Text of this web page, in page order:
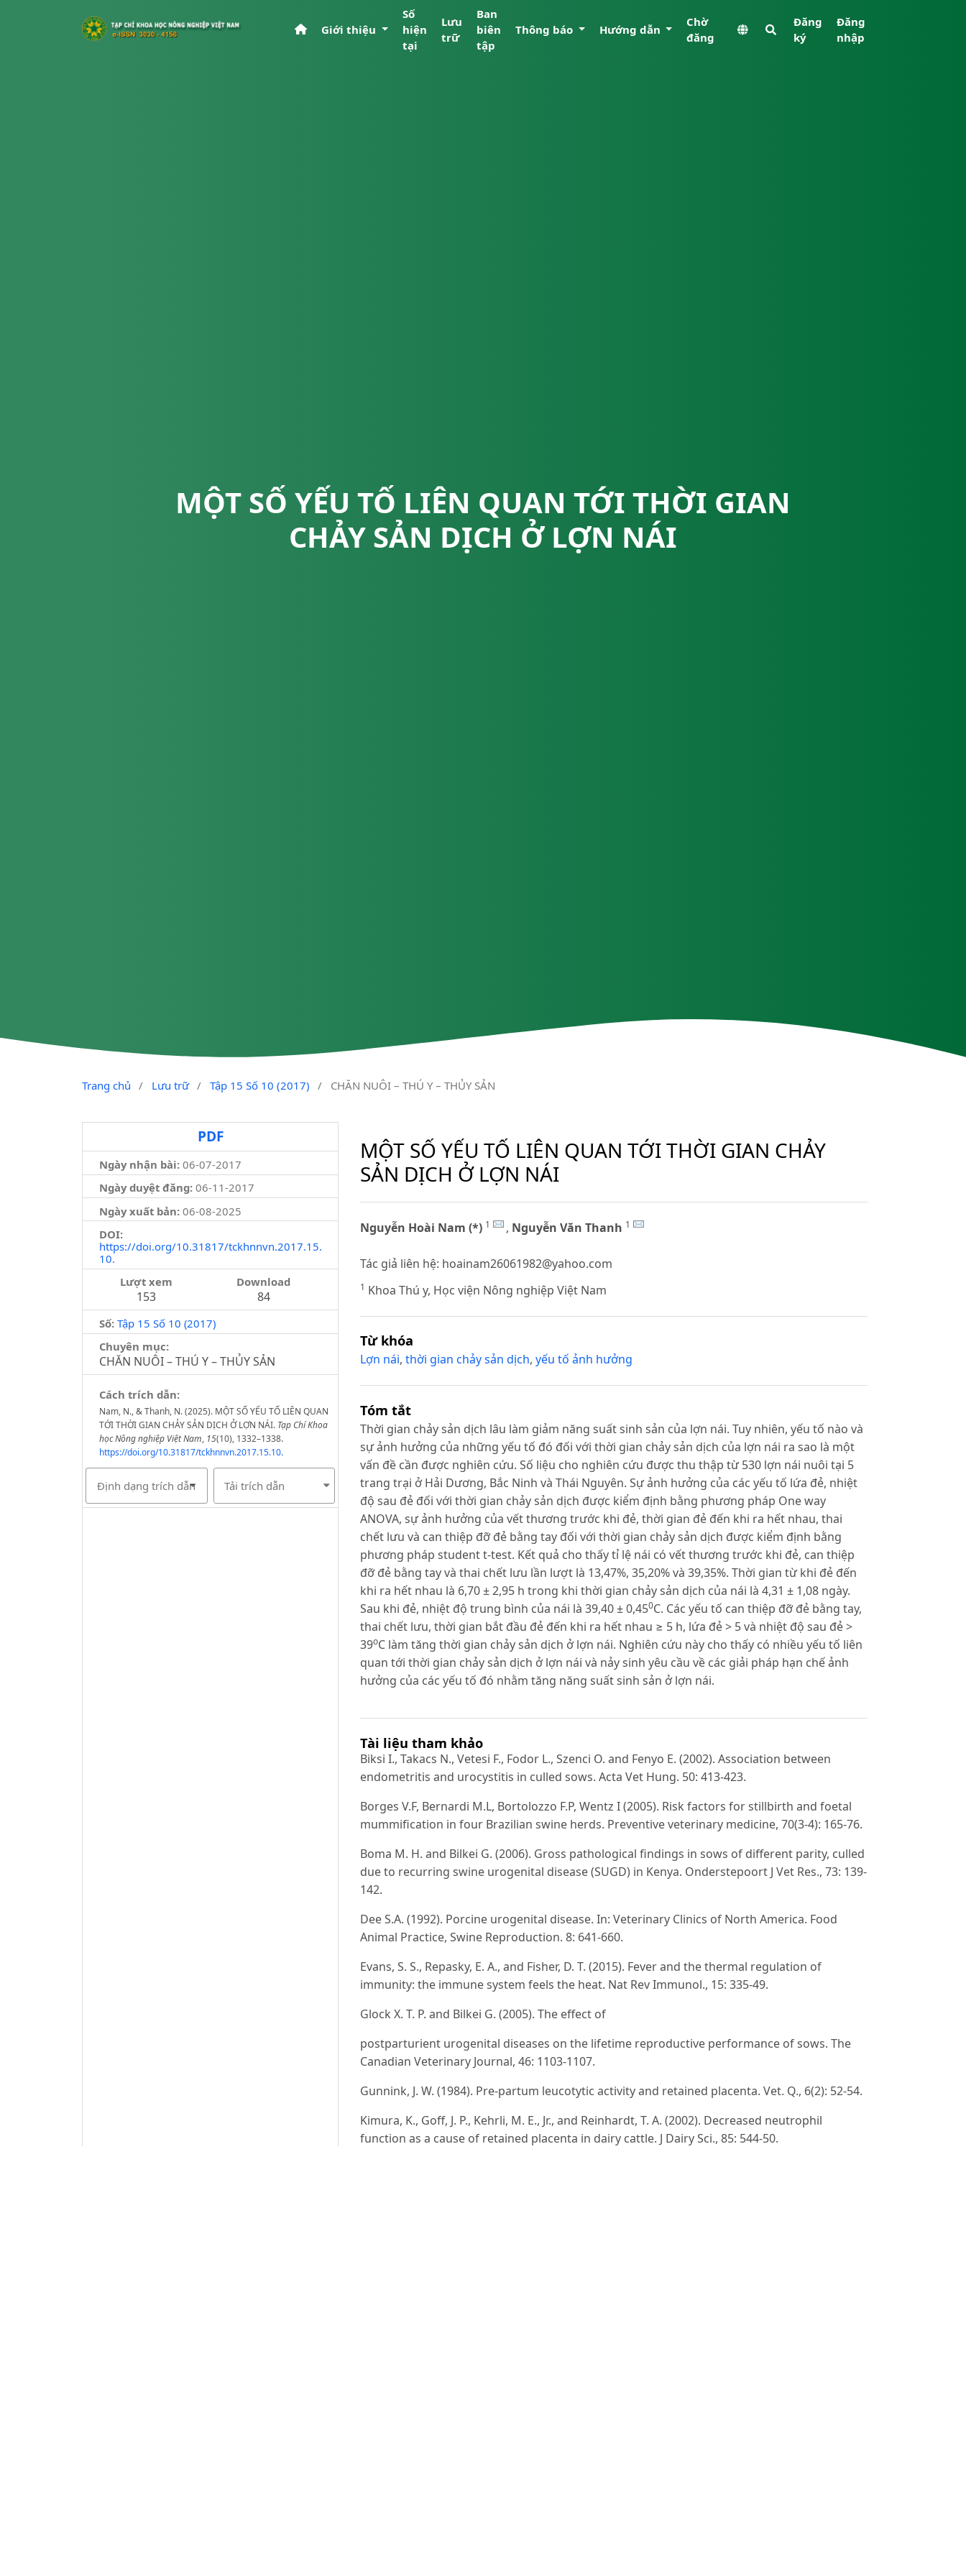
Giới thiệu
Số
hiện
tại
Lưu
trữ
Ban
biên
tập
Thông báo Hướng dẫn
Chờ
đăng
Đăng
ký
Đăng
nhập
MỘT SỐ YẾU TỐ LIÊN QUAN TỚI THỜI GIAN
CHẢY SẢN DỊCH Ở LỢN NÁI
Trang chủ / Lưu trữ / Tập 15 Số 10 (2017) / CHĂN NUÔI – THÚ Y – THỦY SẢN
PDF
Ngày nhận bài: 06-07-2017
Ngày duyệt đăng:06-11-2017
Ngày xuất bản: 06-08-2025
DOI:
https://doi.org/10.31817/tckhnnvn.2017.15.
10.
Lượt xem
153
Download
84
Số: Tập 15 Số 10 (2017)
Chuyên mục:
CHĂN NUÔI – THÚ Y – THỦY SẢN
Cách trích dẫn:
Nam, N., & Thanh, N. (2025). MỘT SỐ YẾU TỐ LIÊN QUAN
TỚI THỜI GIAN CHẢY SẢN DỊCH Ở LỢN NÁI. Tạp Chí Khoa
học Nông nghiệp Việt Nam, 15(10), 1332–1338.
https://doi.org/10.31817/tckhnnvn.2017.15.10.
Định dạng trích dẫn Tải trích dẫn
MỘT SỐ YẾU TỐ LIÊN QUAN TỚI THỜI GIAN CHẢY
SẢN DỊCH Ở LỢN NÁI
Nguyễn Hoài Nam (*) 1 , Nguyễn Văn Thanh 1
Tác giả liên hệ: hoainam26061982@yahoo.com
1 Khoa Thú y, Học viện Nông nghiệp Việt Nam
Từ khóa
Lợn nái,thời gian chảy sản dịch,yếu tố ảnh hưởng
Tóm tắt
Thời gian chảy sản dịch lâu làm giảm năng suất sinh sản của lợn nái. Tuy nhiên, yếu tố nào và
sự ảnh hưởng của những yếu tố đó đối với thời gian chảy sản dịch của lợn nái ra sao là một
vấn đề cần được nghiên cứu. Số liệu cho nghiên cứu được thu thập từ 530 lợn nái nuôi tại 5
trang trại ở Hải Dương, Bắc Ninh và Thái Nguyên. Sự ảnh hưởng của các yếu tố lứa đẻ, nhiệt
độ sau đẻ đối với thời gian chảy sản dịch được kiểm định bằng phương pháp One way
ANOVA, sự ảnh hưởng của vết thương trước khi đẻ, thời gian đẻ đến khi ra hết nhau, thai
chết lưu và can thiệp đỡ đẻ bằng tay đối với thời gian chảy sản dịch được kiểm định bằng
phương pháp student t-test. Kết quả cho thấy tỉ lệ nái có vết thương trước khi đẻ, can thiệp
đỡ đẻ bằng tay và thai chết lưu lần lượt là 13,47%, 35,20% và 39,35%. Thời gian từ khi đẻ đến
khi ra hết nhau là 6,70 ± 2,95 h trong khi thời gian chảy sản dịch của nái là 4,31 ± 1,08 ngày.
Sau khi đẻ, nhiệt độ trung bình của nái là 39,40 ± 0,450C. Các yếu tố can thiệp đỡ đẻ bằng tay,
thai chết lưu, thời gian bắt đầu đẻ đến khi ra hết nhau ≥ 5 h, lứa đẻ > 5 và nhiệt độ sau đẻ >
39oC làm tăng thời gian chảy sản dịch ở lợn nái. Nghiên cứu này cho thấy có nhiều yếu tố liên
quan tới thời gian chảy sản dịch ở lợn nái và nảy sinh yêu cầu về các giải pháp hạn chế ảnh
hưởng của các yếu tố đó nhằm tăng năng suất sinh sản ở lợn nái.
Tài liệu tham khảo
Biksi I., Takacs N., Vetesi F., Fodor L., Szenci O. and Fenyo E. (2002). Association between
endometritis and urocystitis in culled sows. Acta Vet Hung. 50: 413-423.
Borges V.F, Bernardi M.L, Bortolozzo F.P, Wentz I (2005). Risk factors for stillbirth and foetal
mummification in four Brazilian swine herds. Preventive veterinary medicine, 70(3-4): 165-76.
Boma M. H. and Bilkei G. (2006). Gross pathological findings in sows of different parity, culled
due to recurring swine urogenital disease (SUGD) in Kenya. Onderstepoort J Vet Res., 73: 139-
142.
Dee S.A. (1992). Porcine urogenital disease. In: Veterinary Clinics of North America. Food
Animal Practice, Swine Reproduction. 8: 641-660.
Evans, S. S., Repasky, E. A., and Fisher, D. T. (2015). Fever and the thermal regulation of
immunity: the immune system feels the heat. Nat Rev Immunol., 15: 335-49.
Glock X. T. P. and Bilkei G. (2005). The effect of
postparturient urogenital diseases on the lifetime reproductive performance of sows. The
Canadian Veterinary Journal, 46: 1103-1107.
Gunnink, J. W. (1984). Pre-partum leucotytic activity and retained placenta. Vet. Q., 6(2): 52-54.
Kimura, K., Goff, J. P., Kehrli, M. E., Jr., and Reinhardt, T. A. (2002). Decreased neutrophil
function as a cause of retained placenta in dairy cattle. J Dairy Sci., 85: 544-50.